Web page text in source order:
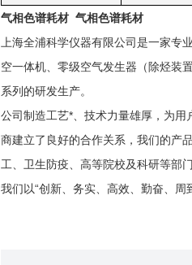
气相色谱耗材 气相色谱耗材
上海全浦科学仪器有限公司是一家
空一体机、零级空气发生器（除烃装
系列的研发生产。
公司制造工艺*、技术力量雄厚，为
商建立了良好的合作关系，我们的产
工、卫生防疫、高等院校及科研等部门
我们以“创新、务实、高效、勤奋、周